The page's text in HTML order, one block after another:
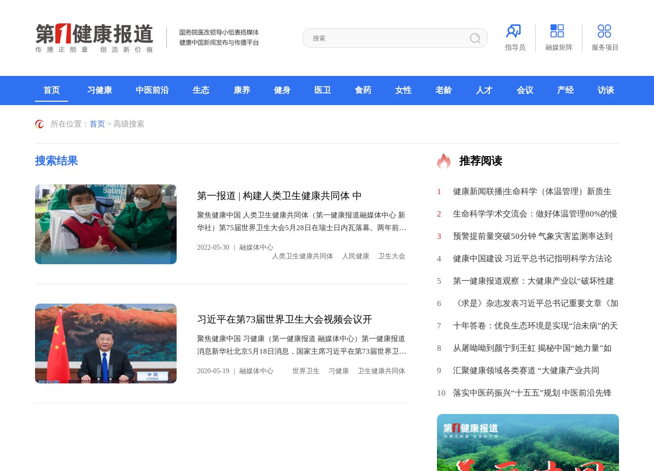
指导员 融媒矩阵 服务项目
首页 习健康 中医前沿 生态 康养 健身 医卫 食药 女性 老龄 人才 会议 产经 访谈
所在位置： 首页 > 高级搜索
搜索结果
第一报道 | 构建人类卫生健康共同体 中
聚焦健康中国 人类卫生健康共同体（第一健康报道融媒体中心 新
华社）第75届世界卫生大会5月28日在瑞士日内瓦落幕。两年前，
2022-05-30
融媒体中心
人类卫生健康共同体
人民健康 卫生大会
习近平在第73届世界卫生大会视频会议开
聚焦健康中国 习健康（第一健康报道 融媒体中心）第一健康报道
消息新华社北京5月18日消息，国家主席习近平在第73届世界卫生
2020-05-19 融媒体中心 世界卫生 习健康 卫生健康共同体
推荐阅读
1 健康新闻联播|生命科学（体温管理）新质生
产力高质量学术交流会在京举办
2 生命科学学术交流会：做好体温管理80%的慢
病可促进治愈
3 预警提前量突破50分钟 气象灾害监测率达到
85%
4 健康中国建设 习近平总书记指明科学方法论
5 第一健康报道观察：大健康产业以“破坏性建
构”催生新命题
6 《求是》杂志发表习近平总书记重要文章《加
快建设健康中国》
7 十年答卷：优良生态环境是实现“治未病”的天
然载体
8 从屠呦呦到颜宁到王虹 揭秘中国“她力量”如
何登顶世界
9 汇聚健康领域各类赛道 “大健康产业共同
体”百度词条上新了
10 落实中医药振兴“十五五”规划 中医前沿先锋
人物启航